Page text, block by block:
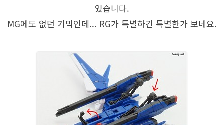
있습니다.
MG에도 없던 기믹인데... RG가 특별하긴 특별한가 보네요.